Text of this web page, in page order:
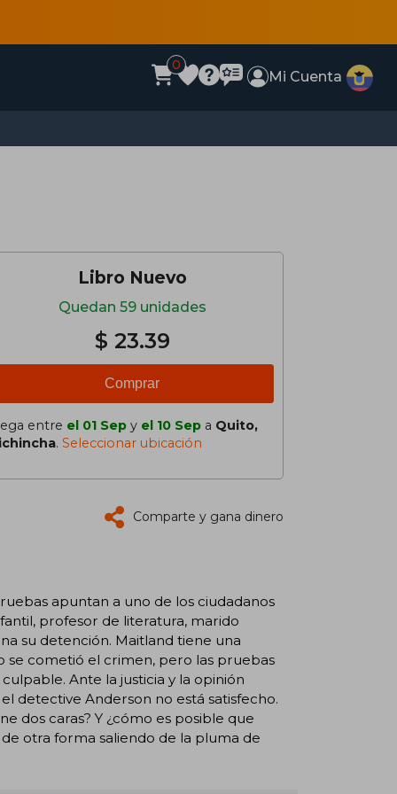
0
Mi Cuenta
Libro Nuevo
Quedan 59 unidades
$ 23.39
Comprar
entre el 01 Sep y el 10 Sep a Quito,
. Seleccionar ubicación
Comparte y gana dinero
apuntan a uno de los ciudadanos
profesor de literatura, marido
su detención. Maitland tiene una
se cometió el crimen, pero las pruebas
Ante la justicia y la opinión
detective Anderson no está satisfecho.
dos caras? Y ¿cómo es posible que
otra forma saliendo de la pluma de